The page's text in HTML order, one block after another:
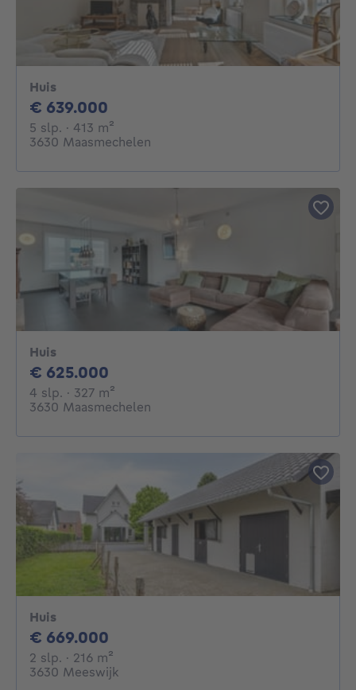
Huis
€ 639.000
5 slp. 5 slaapkamers
· 413 m²
3630 Maasmechelen
Huis
€ 625.000
4 slp. 4 slaapkamers
· 327 m²
3630 Maasmechelen
Huis
€ 669.000
2 slp. 2 slaapkamers
· 216 m²
3630 Meeswijk